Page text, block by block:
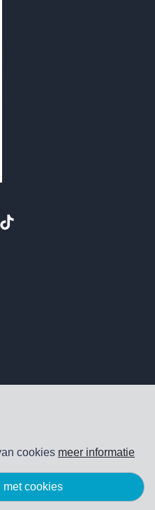
cookies meer informatie
met cookies